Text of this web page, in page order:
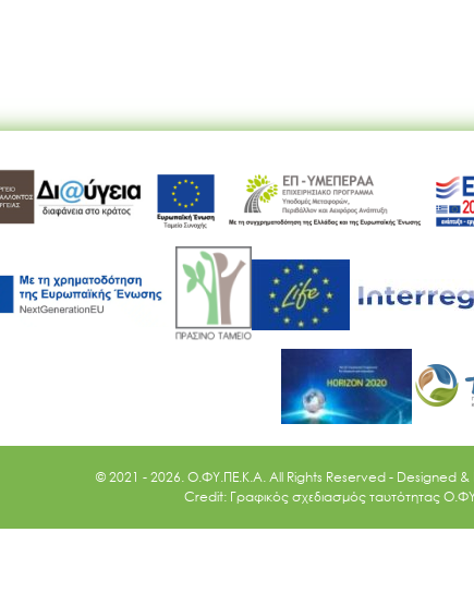
© 2021 - 2026. O.ΦΥ.ΠΕ.Κ.Α. All Rights Reserved - Designed
Credit: Γραφικός σχεδιασμός ταυτότητας